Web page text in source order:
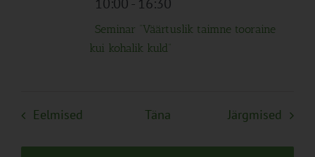
10:00- 16:30
Seminar “Väärtuslik taimne tooraine
kui kohalik kuld”
Eelmised SündmusedTäna Järgmised